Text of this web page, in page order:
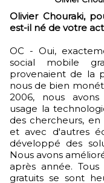
Olivier Chouraki, pourquoi créer Madgic ? Le besoin
est-il né de votre
OC - Oui,
social mobile
provenaient de la
nous de bien
2006, nous
usage la
des chercheurs,
et avec d'autres
développé des
Nous avons
après année.
gratuits se sont